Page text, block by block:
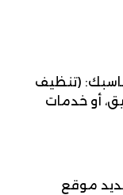
(تنظيف
أو خدمات
موقع